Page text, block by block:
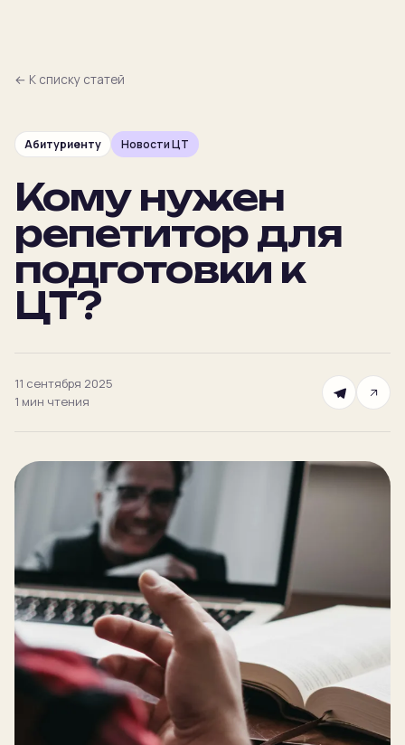
Главная
Преподаватели
Предметы
Цены
Подбор
Пробный урок
бесплатно
Записаться
← К списку статей
Абитуриенту Новости ЦТ
Кому нужен
репетитор для
подготовки к
ЦТ?
11 сентября 2025
1 мин чтения